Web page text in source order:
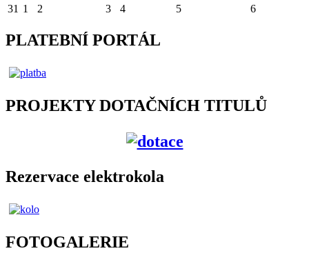
31 1 2 3 4 5 6
PLATEBNÍ PORTÁL
PROJEKTY DOTAČNÍCH TITULŮ
Rezervace elektrokola
FOTOGALERIE